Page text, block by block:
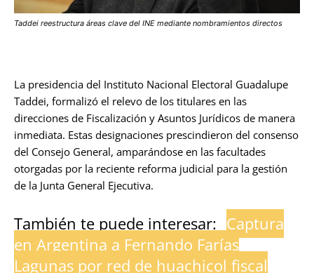
Taddei reestructura áreas clave del INE mediante nombramientos directos
La presidencia del Instituto Nacional Electoral Guadalupe
Taddei, formalizó el relevo de los titulares en las
direcciones de Fiscalización y Asuntos Jurídicos de manera
inmediata. Estas designaciones prescindieron del consenso
del Consejo General, amparándose en las facultades
otorgadas por la reciente reforma judicial para la gestión
de la Junta General Ejecutiva.
También te puede interesar: Captura
en Argentina a Fernando Farías
Lagunas por red de huachicol fiscal